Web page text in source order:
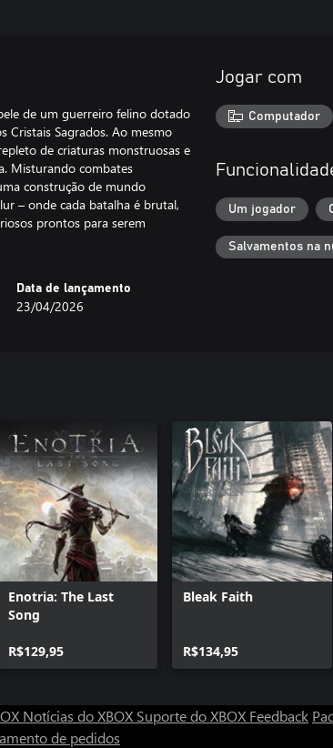
de um guerreiro felino dotado
Cristais Sagrados. Ao mesmo
de criaturas monstruosas e
Misturando combates
construção de mundo
– onde cada batalha é brutal,
prontos para serem
Data de lançamento
23/04/2026
Jogar com
Computador
Um jogador
Salvamentos na
Enotria: The Last
Song
R$129,95
Bleak Faith
R$134,95
Notícias do XBOX Suporte do XBOX Feedback
de pedidos